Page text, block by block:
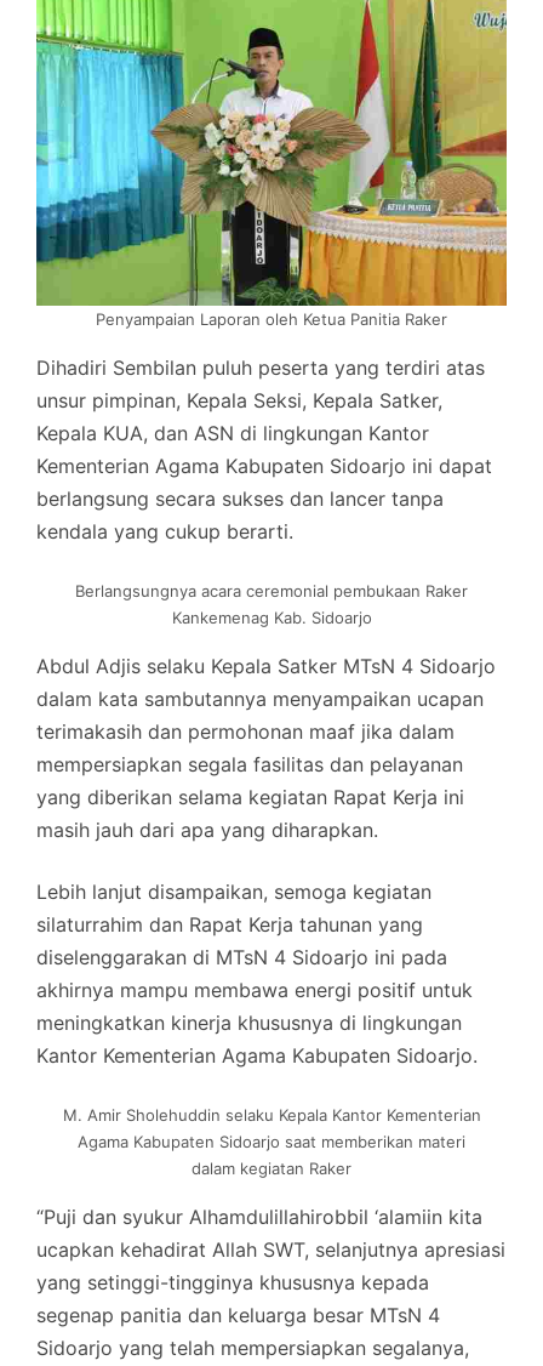
Penyampaian Laporan oleh Ketua Panitia Raker
Dihadiri Sembilan puluh peserta yang terdiri atas
unsur pimpinan, Kepala Seksi, Kepala Satker,
Kepala KUA, dan ASN di lingkungan Kantor
Kementerian Agama Kabupaten Sidoarjo ini dapat
berlangsung secara sukses dan lancer tanpa
kendala yang cukup berarti.
Berlangsungnya acara ceremonial pembukaan Raker
Kankemenag Kab. Sidoarjo
Abdul Adjis selaku Kepala Satker MTsN 4 Sidoarjo
dalam kata sambutannya menyampaikan ucapan
terimakasih dan permohonan maaf jika dalam
mempersiapkan segala fasilitas dan pelayanan
yang diberikan selama kegiatan Rapat Kerja ini
masih jauh dari apa yang diharapkan.
Lebih lanjut disampaikan, semoga kegiatan
silaturrahim dan Rapat Kerja tahunan yang
diselenggarakan di MTsN 4 Sidoarjo ini pada
akhirnya mampu membawa energi positif untuk
meningkatkan kinerja khususnya di lingkungan
Kantor Kementerian Agama Kabupaten Sidoarjo.
M. Amir Sholehuddin selaku Kepala Kantor Kementerian
Agama Kabupaten Sidoarjo saat memberikan materi
dalam kegiatan Raker
“Puji dan syukur Alhamdulillahirobbil ‘alamiin kita
ucapkan kehadirat Allah SWT, selanjutnya apresiasi
yang setinggi-tingginya khususnya kepada
segenap panitia dan keluarga besar MTsN 4
Sidoarjo yang telah mempersiapkan segalanya,